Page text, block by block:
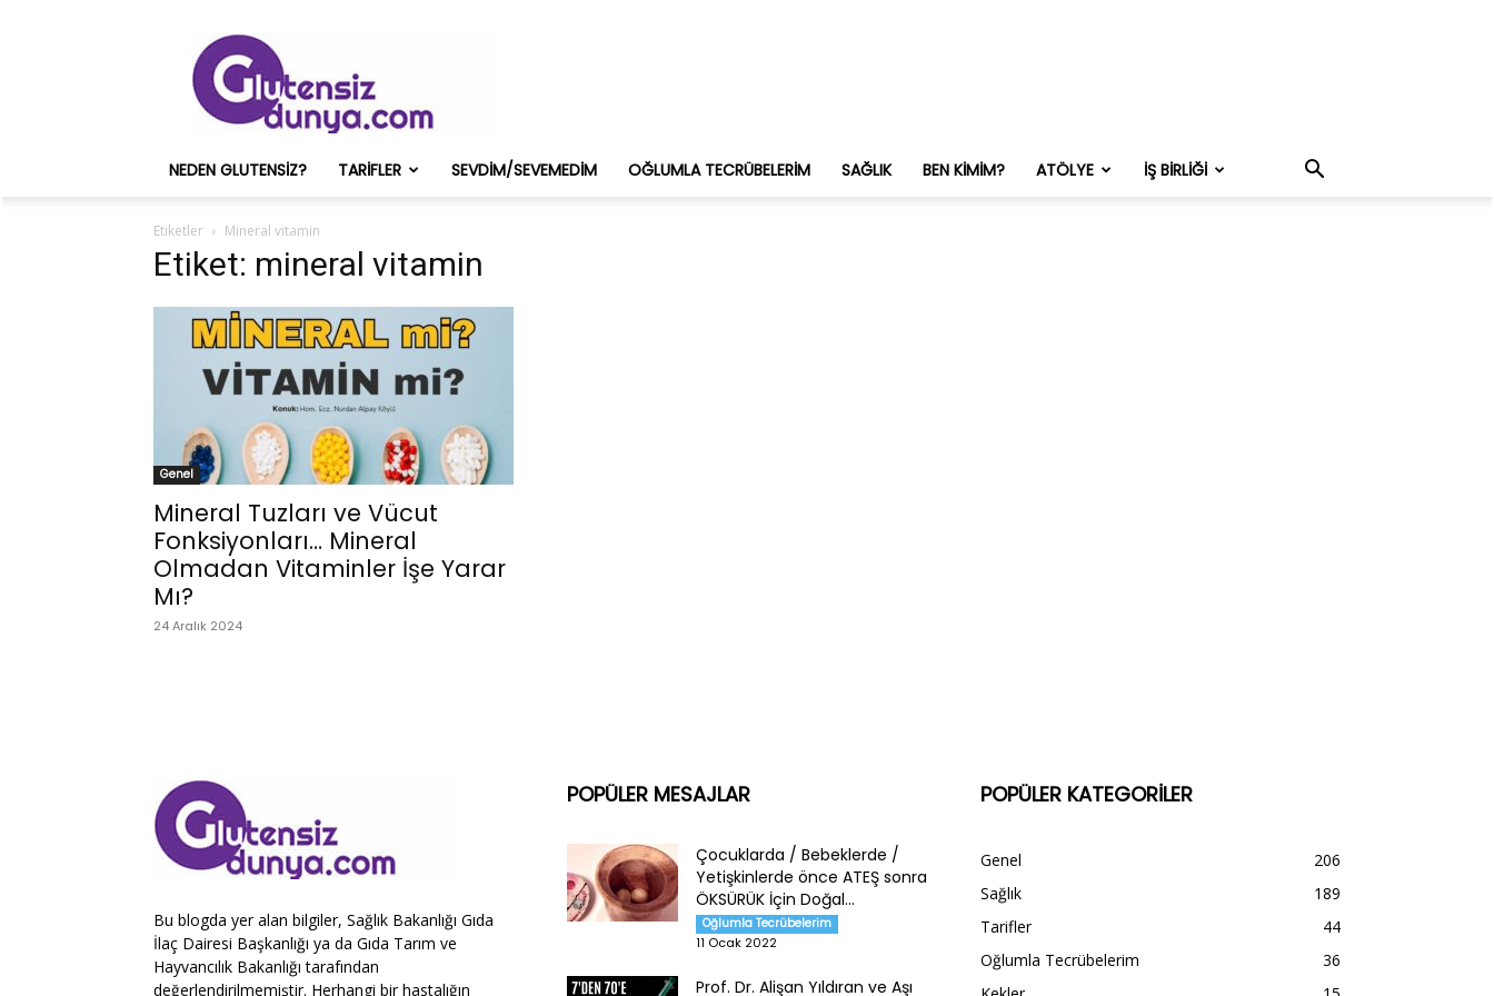
ve
Onun
Sağlık
Deneyimleri
NEDEN GLUTENSIZ? TARIFLER SEVDIM/SEVEMEDIM OĞLUMLA TECRÜBELERIM SAĞLIK BEN KIMIM? ATÖLYE İŞ BIRLIĞI
Etiketler Mineral vitamin
Etiket: mineral vitamin
Genel
Mineral Tuzları ve Vücut
Fonksiyonları… Mineral
Olmadan Vitaminler İşe Yarar
Mı?
24 Aralık 2024
Bu blogda yer alan bilgiler, Sağlık Bakanlığı Gıda
İlaç Dairesi Başkanlığı ya da Gıda Tarım ve
Hayvancılık Bakanlığı tarafından
değerlendirilmemiştir. Herhangi bir hastalığın
POPÜLER MESAJLAR
Çocuklarda / Bebeklerde /
Yetişkinlerde önce ATEŞ sonra
ÖKSÜRÜK İçin Doğal...
Oğlumla Tecrübelerim
11 Ocak 2022
Prof. Dr. Alişan Yıldıran ve Aşı
POPÜLER KATEGORİLER
Genel
206
Sağlık
189
Tarifler
44
Oğlumla Tecrübelerim
36